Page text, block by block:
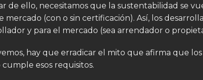
de ello, necesitamos que la sustentabilidad se
mercado (con o sin certificación). Así, los
y para el mercado (sea arrendador o
hay que erradicar el mito que afirma que
esos requisitos.